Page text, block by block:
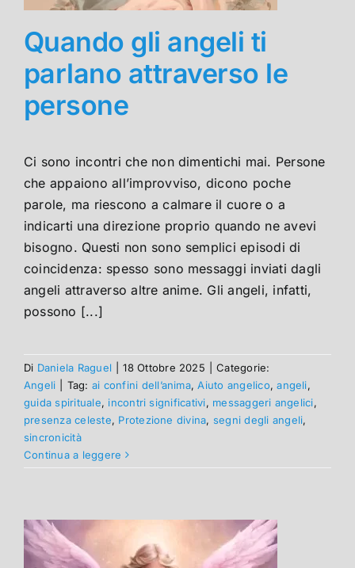
Quando gli angeli ti
parlano attraverso le
persone
Ci sono incontri che non dimentichi mai. Persone
che appaiono all’improvviso, dicono poche
parole, ma riescono a calmare il cuore o a
indicarti una direzione proprio quando ne avevi
bisogno. Questi non sono semplici episodi di
coincidenza: spesso sono messaggi inviati dagli
angeli attraverso altre anime. Gli angeli, infatti,
possono [...]
Di Daniela Raguel 18 Ottobre 2025
Categorie:
Angeli
Tag: ai confini dell’anima,Aiuto angelico,angeli,
guida spirituale, incontri significativi, messaggeri angelici,
presenza celeste, Protezione divina, segni degli angeli,
sincronicità
Continua a leggere